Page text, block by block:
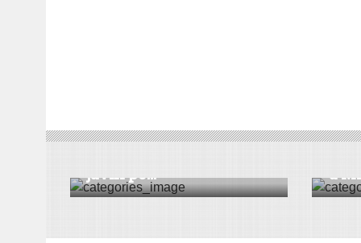
DRUŠTVO|HRONIKA|BEOČIN|VESTI
javni po...
VESTI
u